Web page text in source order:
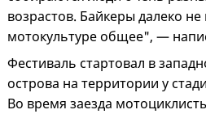
возрастов. Байкеры далеко
мотокультуре общее", —
Фестиваль стартовал в
острова на территории у
Во время заезда